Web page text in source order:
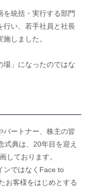
を統括・実行する部門
行い、若手社員と社長
しました。
場」になったのではな
パートナー、株主の皆
式典は、20年目を迎え
しております。
ンではなくFace to
お客様をはじめとする